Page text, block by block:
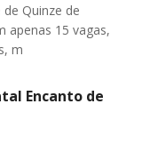
Quinze de
apenas 15 vagas,
m
Encanto de